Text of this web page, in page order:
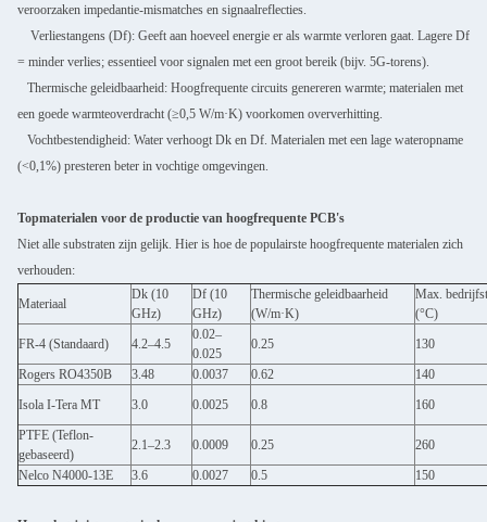
veroorzaken impedantie-mismatches en signaalreflecties.
Verliestangens (Df): Geeft aan hoeveel energie er als warmte verloren gaat. Lagere Df
= minder verlies; essentieel voor signalen met een groot bereik (bijv. 5G-torens).
Thermische geleidbaarheid: Hoogfrequente circuits genereren warmte; materialen met
een goede warmteoverdracht (≥0,5 W/m·K) voorkomen oververhitting.
Vochtbestendigheid: Water verhoogt Dk en Df. Materialen met een lage wateropname
(<0,1%) presteren beter in vochtige omgevingen.
Topmaterialen voor de productie van hoogfrequente PCB's
Niet alle substraten zijn gelijk. Hier is hoe de populairste hoogfrequente materialen zich
verhouden:
Materiaal
Dk (10
GHz)
Df (10
GHz)
Thermische geleidbaarheid
(W/m·K)
Max.
(°C)
FR-4 (Standaard)
4.2–4.5
0.02–
0.025
0.25
130
Rogers RO4350B
3.48 0.0037 0.62
140
Isola I-Tera MT
3.0 0.0025 0.8
160
PTFE (Teflon-
gebaseerd)
2.1–2.3 0.0009 0.25
260
Nelco N4000-13E
3.6 0.0027 0.5 150